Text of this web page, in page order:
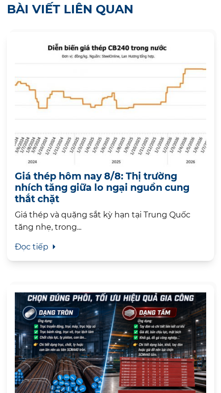
BÀI VIẾT LIÊN QUAN
Giá thép hôm nay 8/8: Thị trường
nhích tăng giữa lo ngại nguồn cung
thắt chặt
Giá thép và quặng sắt kỳ hạn tại Trung Quốc
tăng nhẹ, trong...
Đọc tiếp